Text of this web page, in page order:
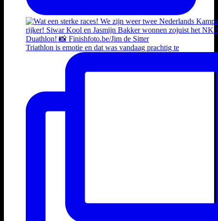
Triathlon is emotie en dat was vandaag prachtig te